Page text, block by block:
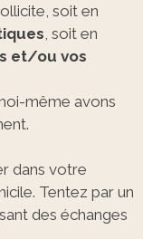
soit en
, soit en
et/ou vos
même avons
dans votre
Tentez par un
des échanges